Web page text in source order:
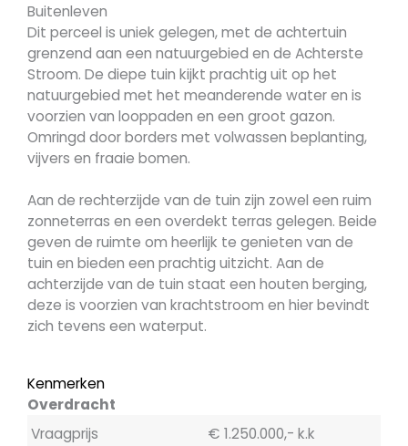
Buitenleven
Dit perceel is uniek gelegen, met de achtertuin
grenzend aan een natuurgebied en de Achterste
Stroom. De diepe tuin kijkt prachtig uit op het
natuurgebied met het meanderende water en is
voorzien van looppaden en een groot gazon.
Omringd door borders met volwassen beplanting,
vijvers en fraaie bomen.
Aan de rechterzijde van de tuin zijn zowel een ruim
zonneterras en een overdekt terras gelegen. Beide
geven de ruimte om heerlijk te genieten van de
tuin en bieden een prachtig uitzicht. Aan de
achterzijde van de tuin staat een houten berging,
deze is voorzien van krachtstroom en hier bevindt
zich tevens een waterput.
Kenmerken
Overdracht
Vraagprijs
€ 1.250.000,- k.k